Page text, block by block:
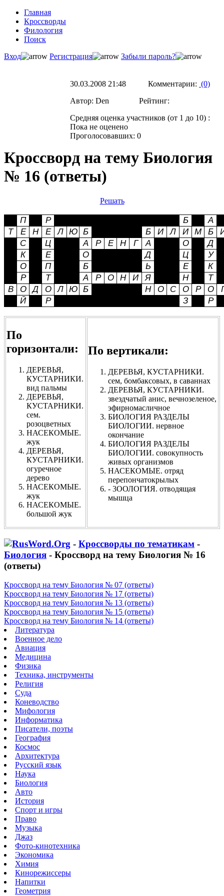
Главная
Кроссворды
Филология
Поиск
Вход
Регистрация Забыли пароль?
30.03.2008 21:48 Комментарии: (0)
Автор: Den Рейтинг:
Средняя оценка участников (от 1 до 10) :
Пока не оценено
Проголосовавших: 0
Кроссворд на тему Биология
№ 16 (ответы)
Решать
По
горизонтали:
ДЕРЕВЬЯ,
КУСТАРНИКИ.
вид пальмы
ДЕРЕВЬЯ,
КУСТАРНИКИ.
сем.
розоцветных
НАСЕКОМЫЕ.
жук
ДЕРЕВЬЯ,
КУСТАРНИКИ.
огуречное
дерево
НАСЕКОМЫЕ.
жук
НАСЕКОМЫЕ.
большой жук
По вертикали:
ДЕРЕВЬЯ, КУСТАРНИКИ.
сем, бомбаксовых, в саваннах
ДЕРЕВЬЯ, КУСТАРНИКИ.
звездчатый анис, вечнозеленое,
эфирномасличное
БИОЛОГИЯ РАЗДЕЛЫ
БИОЛОГИИ. нервное
окончание
БИОЛОГИЯ РАЗДЕЛЫ
БИОЛОГИИ. совокупность
живых организмов
НАСЕКОМЫЕ. отряд
перепончатокрылых
- 3ООЛОГИЯ. отводящая
мышца
- Кроссворды по тематикам -
Биология - Кроссворд на тему Биология № 16
(ответы)
Кроссворд на тему Биология № 07 (ответы)
Кроссворд на тему Биология № 17 (ответы)
Кроссворд на тему Биология № 13 (ответы)
Кроссворд на тему Биология № 15 (ответы)
Кроссворд на тему Биология № 14 (ответы)
Литература
Военное дело
Авиация
Медицина
Физика
Техника, инструменты
Религия
Суда
Коневодство
Мифология
Информатика
Писатели, поэты
География
Космос
Архитектура
Русский язык
Наука
Биология
Авто
История
Спорт и игры
Право
Музыка
Джаз
Фото-кинотехника
Экономика
Химия
Кинорежиссеры
Напитки
Геометрия